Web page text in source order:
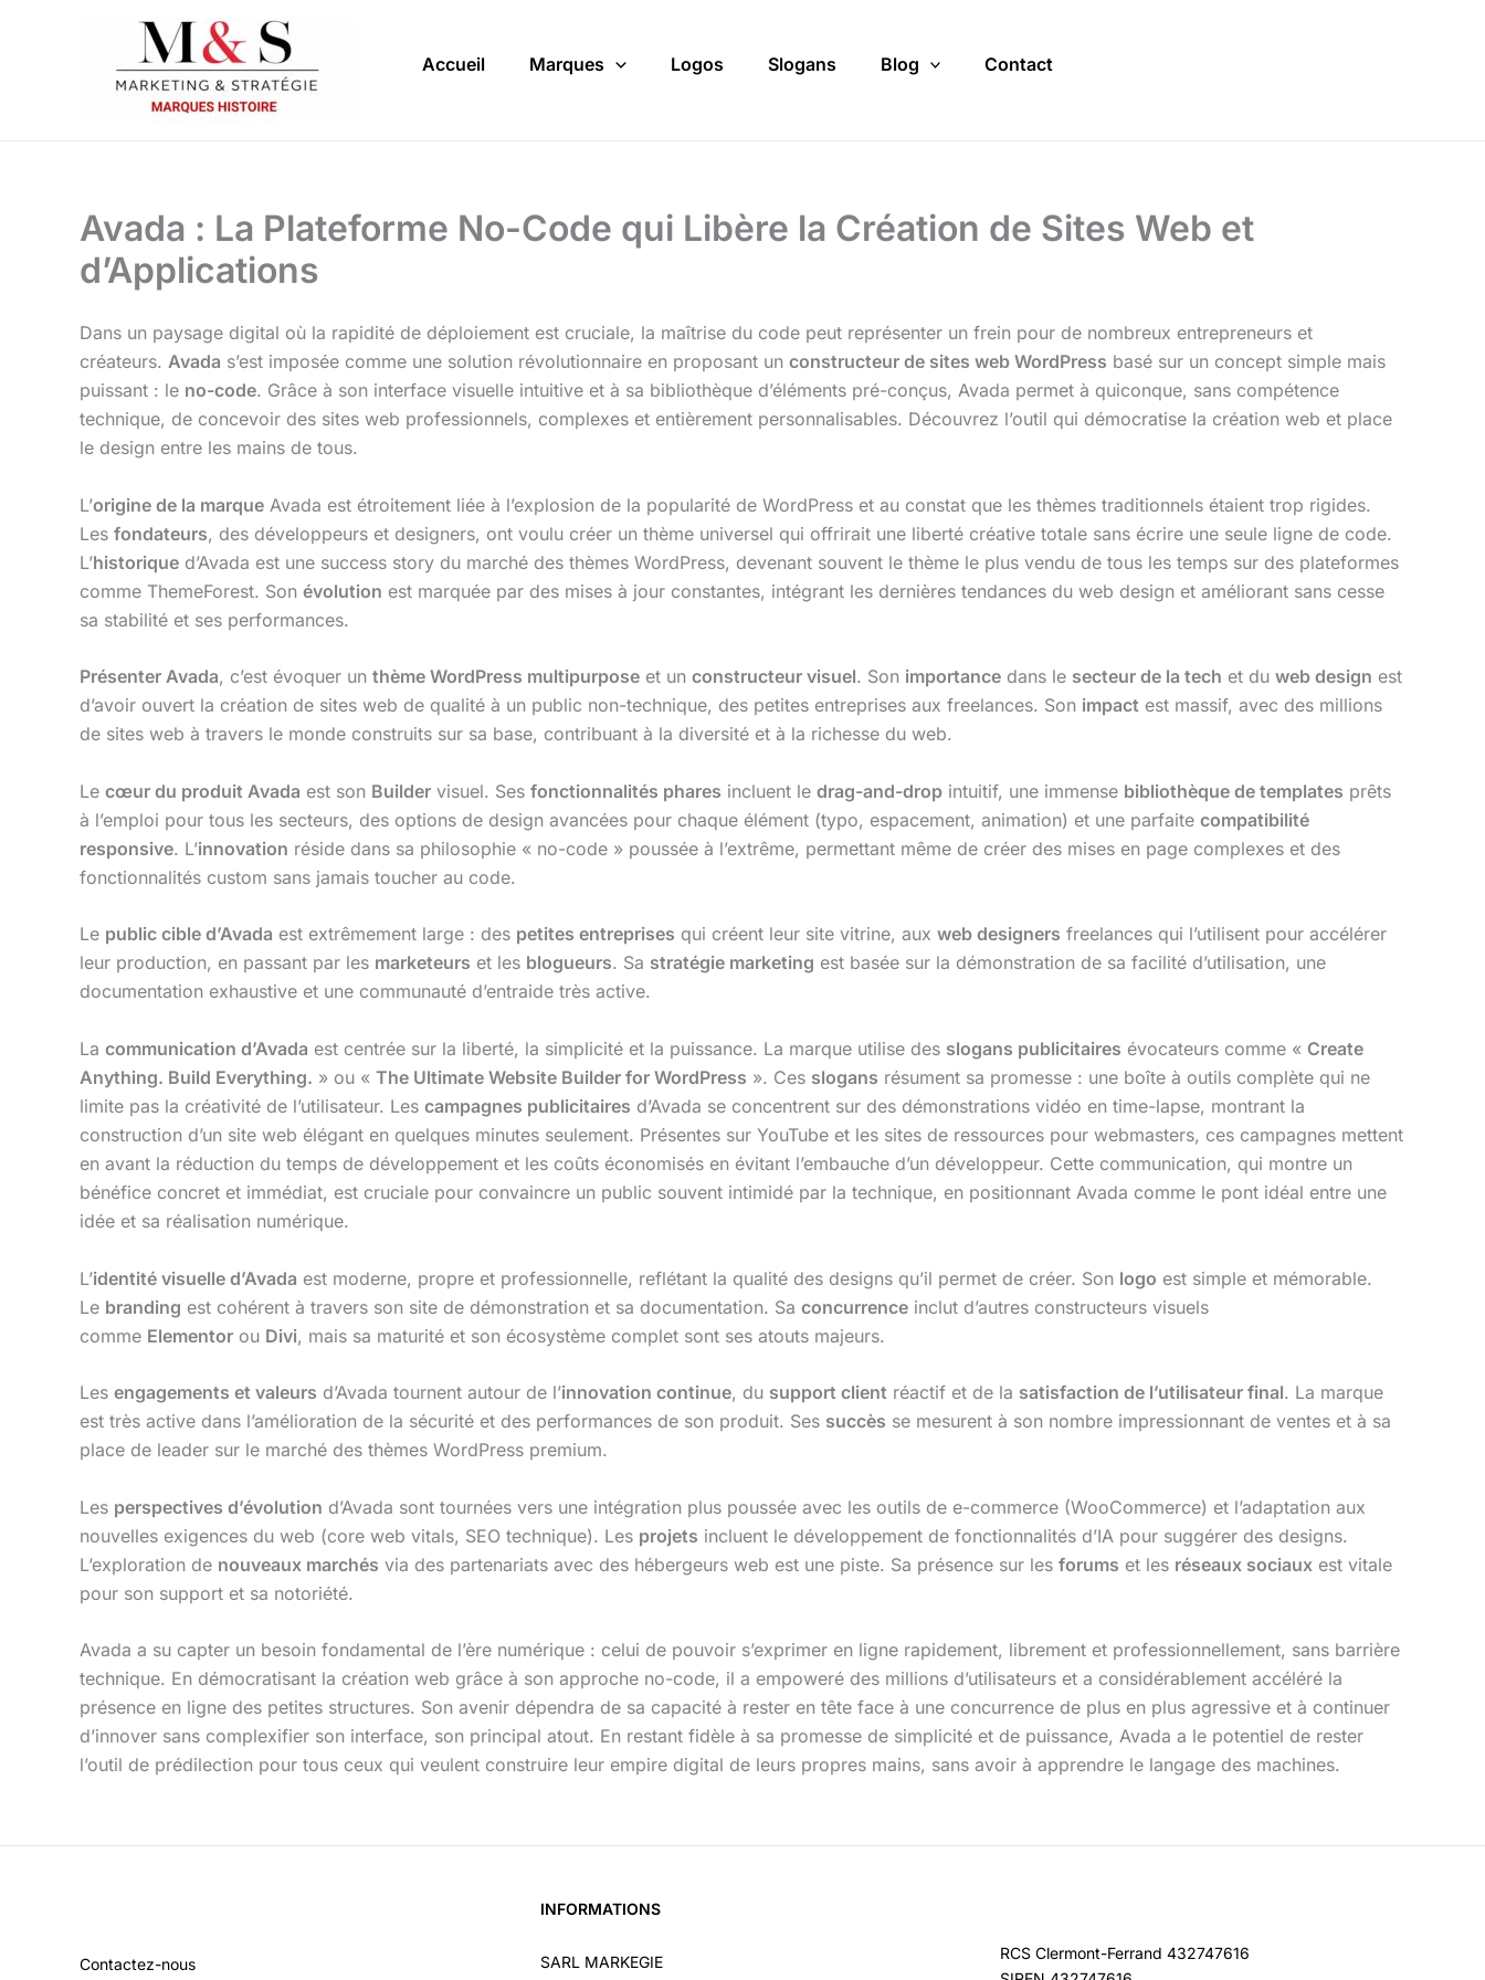
Accueil Marques Logos Slogans Blog Contact
Avada : La Plateforme No-Code qui Libère la Création de Sites Web et
d’Applications
Dans un paysage digital où la rapidité de déploiement est cruciale, la maîtrise du code peut représenter un frein pour de nombreux entrepreneurs et
créateurs. Avada s’est imposée comme une solution révolutionnaire en proposant un constructeur de sites web WordPress basé sur un concept simple mais
puissant : le no-code. Grâce à son interface visuelle intuitive et à sa bibliothèque d’éléments pré-conçus, Avada permet à quiconque, sans compétence
technique, de concevoir des sites web professionnels, complexes et entièrement personnalisables. Découvrez l’outil qui démocratise la création web et place
le design entre les mains de tous.
L’origine de la marque Avada est étroitement liée à l’explosion de la popularité de WordPress et au constat que les thèmes traditionnels étaient trop rigides.
Les fondateurs, des développeurs et designers, ont voulu créer un thème universel qui offrirait une liberté créative totale sans écrire une seule ligne de code.
L’historique d’Avada est une success story du marché des thèmes WordPress, devenant souvent le thème le plus vendu de tous les temps sur des plateformes
comme ThemeForest. Son évolution est marquée par des mises à jour constantes, intégrant les dernières tendances du web design et améliorant sans cesse
sa stabilité et ses performances.
Présenter Avada, c’est évoquer un thème WordPress multipurpose et un constructeur visuel. Son importance dans le secteur de la tech et du web design est
d’avoir ouvert la création de sites web de qualité à un public non-technique, des petites entreprises aux freelances. Son impact est massif, avec des millions
de sites web à travers le monde construits sur sa base, contribuant à la diversité et à la richesse du web.
Le cœur du produit Avada est son Builder visuel. Ses fonctionnalités phares incluent le drag-and-drop intuitif, une immense bibliothèque de templates prêts
à l’emploi pour tous les secteurs, des options de design avancées pour chaque élément (typo, espacement, animation) et une parfaite compatibilité
responsive. L’innovation réside dans sa philosophie « no-code » poussée à l’extrême, permettant même de créer des mises en page complexes et des
fonctionnalités custom sans jamais toucher au code.
Le public cible d’Avada est extrêmement large : des petites entreprises qui créent leur site vitrine, aux web designers freelances qui l’utilisent pour accélérer
leur production, en passant par les marketeurs et les blogueurs. Sa stratégie marketing est basée sur la démonstration de sa facilité d’utilisation, une
documentation exhaustive et une communauté d’entraide très active.
La communication d’Avada est centrée sur la liberté, la simplicité et la puissance. La marque utilise des slogans publicitaires évocateurs comme « Create
Anything. Build Everything. » ou « The Ultimate Website Builder for WordPress ». Ces slogans résument sa promesse : une boîte à outils complète qui ne
limite pas la créativité de l’utilisateur. Les campagnes publicitaires d’Avada se concentrent sur des démonstrations vidéo en time-lapse, montrant la
construction d’un site web élégant en quelques minutes seulement. Présentes sur YouTube et les sites de ressources pour webmasters, ces campagnes mettent
en avant la réduction du temps de développement et les coûts économisés en évitant l’embauche d’un développeur. Cette communication, qui montre un
bénéfice concret et immédiat, est cruciale pour convaincre un public souvent intimidé par la technique, en positionnant Avada comme le pont idéal entre une
idée et sa réalisation numérique.
L’identité visuelle d’Avada est moderne, propre et professionnelle, reflétant la qualité des designs qu’il permet de créer. Son logo est simple et mémorable.
Le branding est cohérent à travers son site de démonstration et sa documentation. Sa concurrence inclut d’autres constructeurs visuels
comme Elementor ou Divi, mais sa maturité et son écosystème complet sont ses atouts majeurs.
Les engagements et valeurs d’Avada tournent autour de l’innovation continue, du support client réactif et de la satisfaction de l’utilisateur final. La marque
est très active dans l’amélioration de la sécurité et des performances de son produit. Ses succès se mesurent à son nombre impressionnant de ventes et à sa
place de leader sur le marché des thèmes WordPress premium.
Les perspectives d’évolution d’Avada sont tournées vers une intégration plus poussée avec les outils de e-commerce (WooCommerce) et l’adaptation aux
nouvelles exigences du web (core web vitals, SEO technique). Les projets incluent le développement de fonctionnalités d’IA pour suggérer des designs.
L’exploration de nouveaux marchés via des partenariats avec des hébergeurs web est une piste. Sa présence sur les forums et les réseaux sociaux est vitale
pour son support et sa notoriété.
Avada a su capter un besoin fondamental de l’ère numérique : celui de pouvoir s’exprimer en ligne rapidement, librement et professionnellement, sans barrière
technique. En démocratisant la création web grâce à son approche no-code, il a empoweré des millions d’utilisateurs et a considérablement accéléré la
présence en ligne des petites structures. Son avenir dépendra de sa capacité à rester en tête face à une concurrence de plus en plus agressive et à continuer
d’innover sans complexifier son interface, son principal atout. En restant fidèle à sa promesse de simplicité et de puissance, Avada a le potentiel de rester
l’outil de prédilection pour tous ceux qui veulent construire leur empire digital de leurs propres mains, sans avoir à apprendre le langage des machines.
Contactez-nous
INFORMATIONS
SARL MARKEGIE
RCS Clermont-Ferrand 432747616